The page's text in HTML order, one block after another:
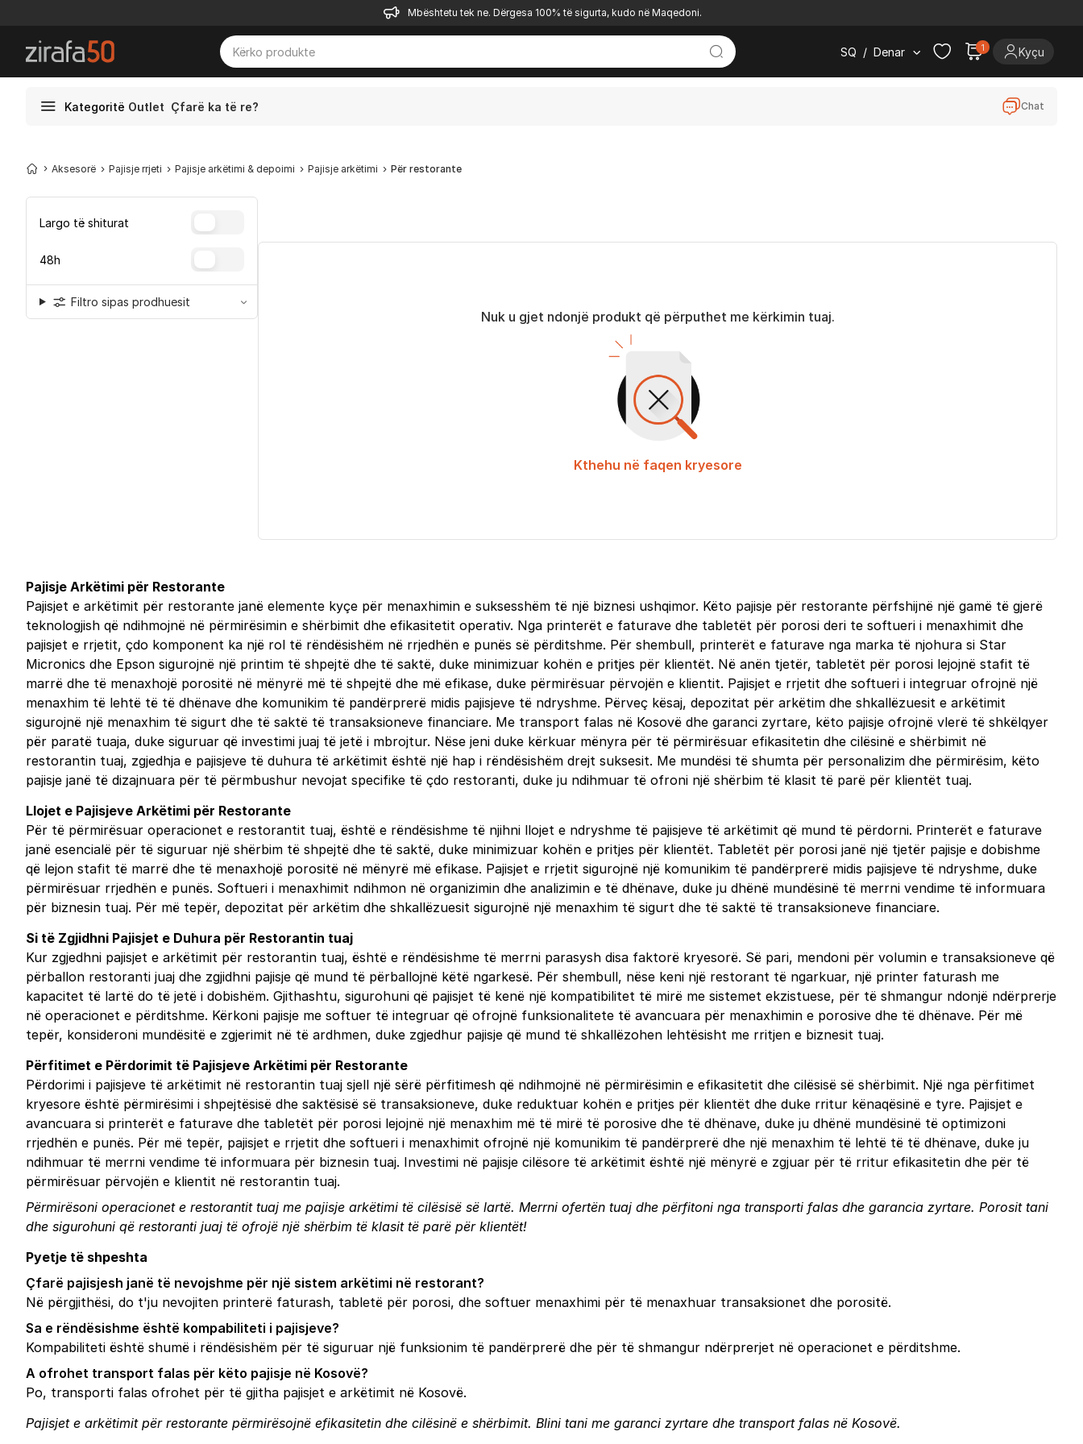
Mbështetu tek ne. Dërgesa 100% të sigurta, kudo në Maqedoni.
SQ / Denar 1 Kyçu
Kategoritë Outlet Çfarë ka të re? Chat
Aksesorë Pajisje rrjeti Pajisje arkëtimi & depoimi Pajisje arkëtimi Për restorante
Largo të shiturat
48h
Filtro sipas prodhuesit
Nuk u gjet ndonjë produkt që përputhet me kërkimin tuaj.
Kthehu në faqen kryesore
Pajisje Arkëtimi për Restorante
Pajisjet e arkëtimit për restorante janë elemente kyçe për menaxhimin e suksesshëm të një biznesi ushqimor. Këto pajisje për restorante përfshijnë një gamë të gjerë
teknologjish që ndihmojnë në përmirësimin e shërbimit dhe efikasitetit operativ. Nga printerët e faturave dhe tabletët për porosi deri te softueri i menaxhimit dhe
pajisjet e rrjetit, çdo komponent ka një rol të rëndësishëm në rrjedhën e punës së përditshme. Për shembull, printerët e faturave nga marka të njohura si Star
Micronics dhe Epson sigurojnë një printim të shpejtë dhe të saktë, duke minimizuar kohën e pritjes për klientët. Në anën tjetër, tabletët për porosi lejojnë stafit të
marrë dhe të menaxhojë porositë në mënyrë më të shpejtë dhe më efikase, duke përmirësuar përvojën e klientit. Pajisjet e rrjetit dhe softueri i integruar ofrojnë një
menaxhim të lehtë të të dhënave dhe komunikim të pandërprerë midis pajisjeve të ndryshme. Përveç kësaj, depozitat për arkëtim dhe shkallëzuesit e arkëtimit
sigurojnë një menaxhim të sigurt dhe të saktë të transaksioneve financiare. Me transport falas në Kosovë dhe garanci zyrtare, këto pajisje ofrojnë vlerë të shkëlqyer
për paratë tuaja, duke siguruar që investimi juaj të jetë i mbrojtur. Nëse jeni duke kërkuar mënyra për të përmirësuar efikasitetin dhe cilësinë e shërbimit në
restorantin tuaj, zgjedhja e pajisjeve të duhura të arkëtimit është një hap i rëndësishëm drejt suksesit. Me mundësi të shumta për personalizim dhe përmirësim, këto
pajisje janë të dizajnuara për të përmbushur nevojat specifike të çdo restoranti, duke ju ndihmuar të ofroni një shërbim të klasit të parë për klientët tuaj.
Llojet e Pajisjeve Arkëtimi për Restorante
Për të përmirësuar operacionet e restorantit tuaj, është e rëndësishme të njihni llojet e ndryshme të pajisjeve të arkëtimit që mund të përdorni. Printerët e faturave
janë esencialë për të siguruar një shërbim të shpejtë dhe të saktë, duke minimizuar kohën e pritjes për klientët. Tabletët për porosi janë një tjetër pajisje e dobishme
që lejon stafit të marrë dhe të menaxhojë porositë në mënyrë më efikase. Pajisjet e rrjetit sigurojnë një komunikim të pandërprerë midis pajisjeve të ndryshme, duke
përmirësuar rrjedhën e punës. Softueri i menaxhimit ndihmon në organizimin dhe analizimin e të dhënave, duke ju dhënë mundësinë të merrni vendime të informuara
për biznesin tuaj. Për më tepër, depozitat për arkëtim dhe shkallëzuesit sigurojnë një menaxhim të sigurt dhe të saktë të transaksioneve financiare.
Si të Zgjidhni Pajisjet e Duhura për Restorantin tuaj
Kur zgjedhni pajisjet e arkëtimit për restorantin tuaj, është e rëndësishme të merrni parasysh disa faktorë kryesorë. Së pari, mendoni për volumin e transaksioneve që
përballon restoranti juaj dhe zgjidhni pajisje që mund të përballojnë këtë ngarkesë. Për shembull, nëse keni një restorant të ngarkuar, një printer faturash me
kapacitet të lartë do të jetë i dobishëm. Gjithashtu, sigurohuni që pajisjet të kenë një kompatibilitet të mirë me sistemet ekzistuese, për të shmangur ndonjë ndërprerje
në operacionet e përditshme. Kërkoni pajisje me softuer të integruar që ofrojnë funksionalitete të avancuara për menaxhimin e porosive dhe të dhënave. Për më
tepër, konsideroni mundësitë e zgjerimit në të ardhmen, duke zgjedhur pajisje që mund të shkallëzohen lehtësisht me rritjen e biznesit tuaj.
Përfitimet e Përdorimit të Pajisjeve Arkëtimi për Restorante
Përdorimi i pajisjeve të arkëtimit në restorantin tuaj sjell një sërë përfitimesh që ndihmojnë në përmirësimin e efikasitetit dhe cilësisë së shërbimit. Një nga përfitimet
kryesore është përmirësimi i shpejtësisë dhe saktësisë së transaksioneve, duke reduktuar kohën e pritjes për klientët dhe duke rritur kënaqësinë e tyre. Pajisjet e
avancuara si printerët e faturave dhe tabletët për porosi lejojnë një menaxhim më të mirë të porosive dhe të dhënave, duke ju dhënë mundësinë të optimizoni
rrjedhën e punës. Për më tepër, pajisjet e rrjetit dhe softueri i menaxhimit ofrojnë një komunikim të pandërprerë dhe një menaxhim të lehtë të të dhënave, duke ju
ndihmuar të merrni vendime të informuara për biznesin tuaj. Investimi në pajisje cilësore të arkëtimit është një mënyrë e zgjuar për të rritur efikasitetin dhe për të
përmirësuar përvojën e klientit në restorantin tuaj.
Përmirësoni operacionet e restorantit tuaj me pajisje arkëtimi të cilësisë së lartë. Merrni ofertën tuaj dhe përfitoni nga transporti falas dhe garancia zyrtare. Porosit tani
dhe sigurohuni që restoranti juaj të ofrojë një shërbim të klasit të parë për klientët!
Pyetje të shpeshta
Çfarë pajisjesh janë të nevojshme për një sistem arkëtimi në restorant?
Në përgjithësi, do t'ju nevojiten printerë faturash, tabletë për porosi, dhe softuer menaxhimi për të menaxhuar transaksionet dhe porositë.
Sa e rëndësishme është kompabiliteti i pajisjeve?
Kompabiliteti është shumë i rëndësishëm për të siguruar një funksionim të pandërprerë dhe për të shmangur ndërprerjet në operacionet e përditshme.
A ofrohet transport falas për këto pajisje në Kosovë?
Po, transporti falas ofrohet për të gjitha pajisjet e arkëtimit në Kosovë.
Pajisjet e arkëtimit për restorante përmirësojnë efikasitetin dhe cilësinë e shërbimit. Blini tani me garanci zyrtare dhe transport falas në Kosovë.